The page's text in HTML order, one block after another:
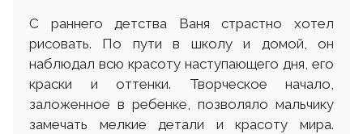
С раннего детства Ваня страстно хотел
рисовать. По пути в школу и домой, он
наблюдал всю красоту наступающего дня, его
краски и оттенки. Творческое начало,
заложенное в ребенке, позволяло мальчику
замечать мелкие детали и красоту мира.